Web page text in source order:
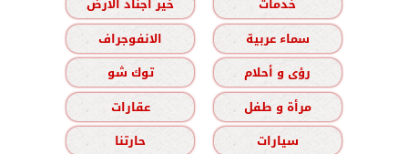
سماء عربية
الانفوجراف
رؤى و أحلام
توك شو
مرأة و طفل
عقارات
سيارات
حارتنا